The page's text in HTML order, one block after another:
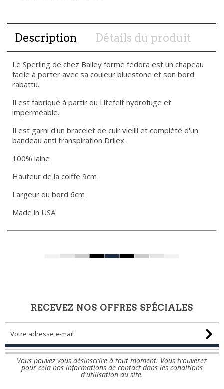
Description Détails du produit
Le Sperling de chez Bailey forme fedora est un chapeau
facile à porter avec sa couleur bluestone et son bord
rabattu.
Il est fabriqué à partir du Litefelt hydrofuge et
imperméable.
Il est garni d'un bracelet de cuir vieilli et complété d'un
bandeau anti transpiration Drilex .
100% laine
Hauteur de la coiffe 9cm
Largeur du bord 6cm
Made in USA
RECEVEZ NOS OFFRES SPÉCIALES
Vous pouvez vous désinscrire à tout moment. Vous trouverez
pour cela nos informations de contact dans les conditions
d'utilisation du site.